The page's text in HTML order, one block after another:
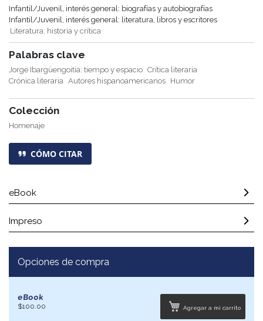
Infantil/Juvenil, interés general: biografías y autobiografías
Infantil/Juvenil, interés general: literatura, libros y escritores
Literatura: historia y crítica
Palabras clave
Jorge Ibargüengoitia: tiempo y espacio Crítica literaria
Crónica literaria Autores hispanoamericanos Humor
Colección
Homenaje
CÓMO CITAR
eBook
Impreso
Opciones de compra
eBook
$100.00 Agregar a mi carrito